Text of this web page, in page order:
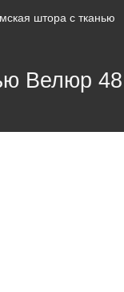
штора с тканью
Велюр 48